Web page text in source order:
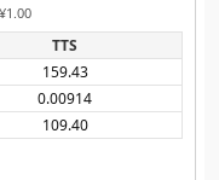
TTS
159.43
0.00914
109.40